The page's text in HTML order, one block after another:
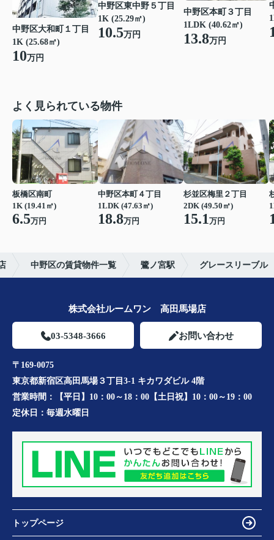
中野区大和町１丁目
1K (25.68㎡)
10万円
中野区東中野５丁目
1K (25.29㎡)
10.5万円
中野区本町３丁目
1LDK (40.62㎡)
13.8万円
よく見られている物件
板橋区南町
1K (19.41㎡)
6.5万円
中野区本町４丁目
1LDK (47.63㎡)
18.8万円
杉並区梅里２丁目
2DK (49.50㎡)
15.1万円
中野区の賃貸物件一覧 鷺ノ宮駅 グレースリーブル
株式会社ルームワン 高田馬場店
03-5348-3666 お問い合わせ
〒169-0075
東京都新宿区高田馬場３丁目3-1 キカワダビル 4階
営業時間：
【平日】10：00～18：00【土日祝】10：00～19：00
定休日： 毎週水曜日
トップページ